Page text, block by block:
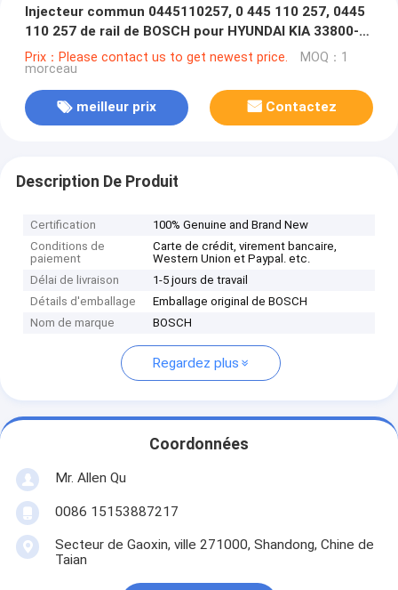
Injecteur commun 0445110257, 0 445 110 257, 0445
110 257 de rail de BOSCH pour HYUNDAI KIA 33800-
27400, 3380027400
Prix：Please contact us to get newest price. MOQ：1
morceau
meilleur prix Contactez
Description De Produit
Certification
100% Genuine and Brand New
Conditions de
paiement
Carte de crédit, virement bancaire,
Western Union et Paypal. etc.
Délai de livraison
1-5 jours de travail
Détails d'emballage
Emballage original de BOSCH
Nom de marque
BOSCH
Regardez plus
Coordonnées
Mr. Allen Qu
0086 15153887217
Secteur de Gaoxin, ville 271000, Shandong, Chine de
Taian